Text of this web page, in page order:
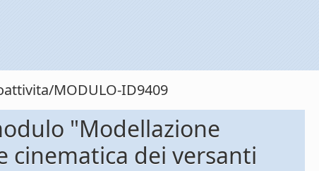
MODULO-ID9409
"Modellazione
cinematica dei versanti